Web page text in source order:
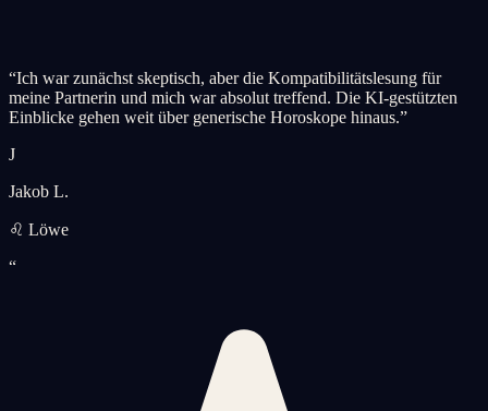
“Ich war zunächst skeptisch, aber die Kompatibilitätslesung für
meine Partnerin und mich war absolut treffend. Die KI-gestützten
Einblicke gehen weit über generische Horoskope hinaus.”
J
Jakob L.
♌ Löwe
“